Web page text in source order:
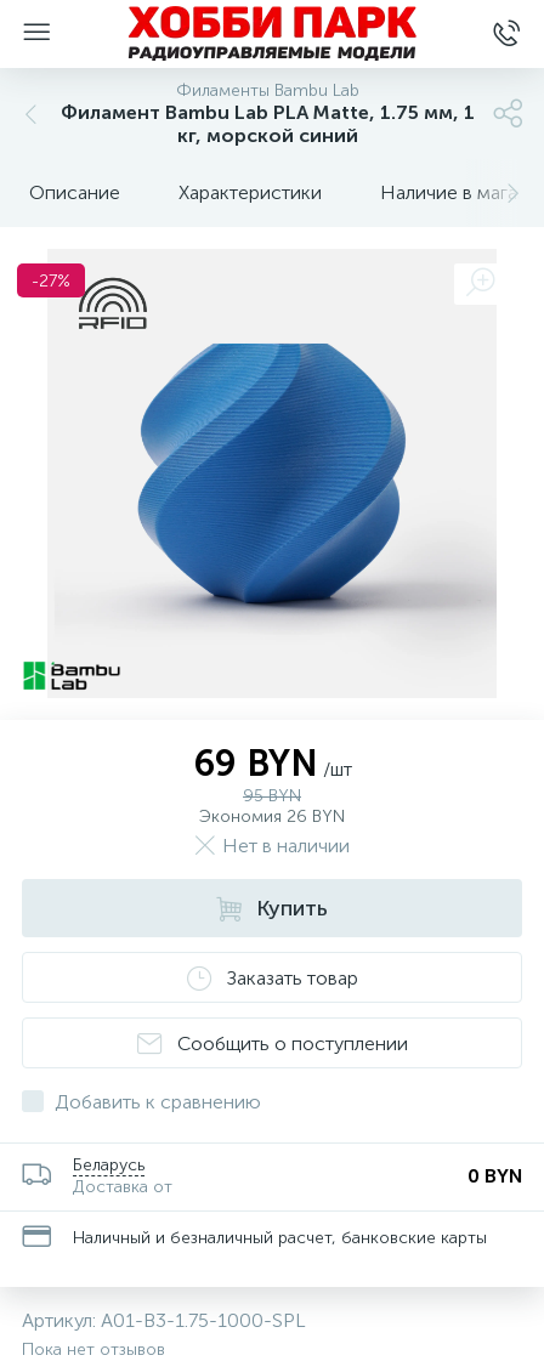
Филаменты Bambu Lab
Филамент Bambu Lab PLA Matte, 1.75 мм, 1
кг, морской синий
Описание Характеристики Наличие в
-27%
69 BYN /шт
95 BYN
Экономия 26 BYN
Нет в наличии
Купить
Заказать товар
Сообщить о поступлении
Добавить к сравнению
Беларусь
Доставка от
0 BYN
Наличный и безналичный расчет, банковские карты
Артикул: A01-B3-1.75-1000-SPL
Пока нет отзывов